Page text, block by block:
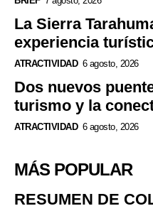
La Sierra
experiencia
ATRACTIVIDAD 6 agosto, 2026
Dos nuevos
turismo y la
ATRACTIVIDAD 6 agosto, 2026
MÁS POPULAR
RESUMEN DE